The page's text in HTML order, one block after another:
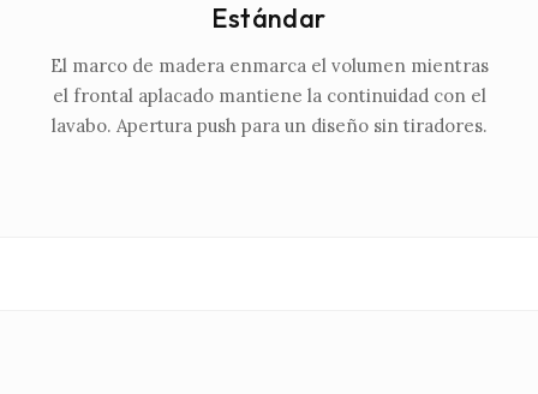
Estándar
El marco de madera enmarca el volumen mientras
el frontal aplacado mantiene la continuidad con el
lavabo. Apertura push para un diseño sin tiradores.